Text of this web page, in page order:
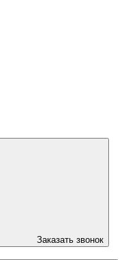
Заказать звонок